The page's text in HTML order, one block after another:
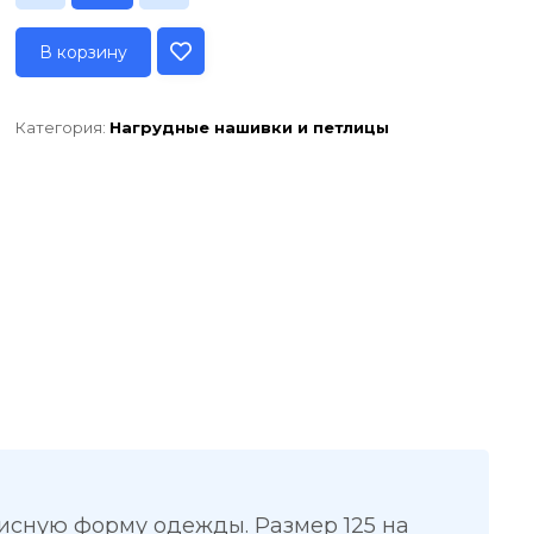
В корзину
Категория: Нагрудные нашивки и петлицы
форму одежды. Размер 125 на